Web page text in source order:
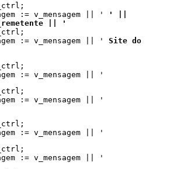
:= v_mensagem || '
' ||
|| '
:= v_mensagem || ' Site do
:= v_mensagem || '
:= v_mensagem || '
:= v_mensagem || '
:= v_mensagem || '